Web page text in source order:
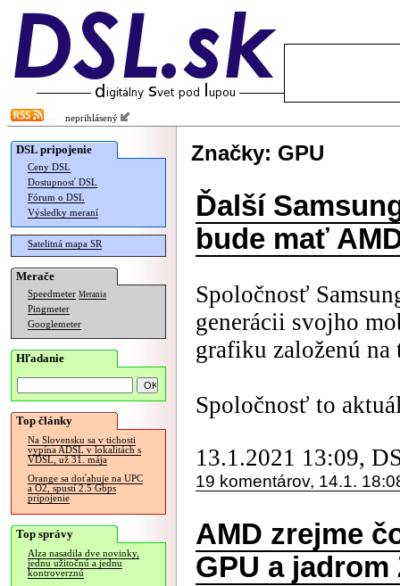
neprihlásený
DSL pripojenie
Ceny DSL
Dostupnosť DSL
Fórum o DSL
Výsledky meraní
Satelitná mapa SR
Merače
Speedmeter Merania
Pingmeter
Googlemeter
Hľadanie
Top články
Na Slovensku sa v tichosti
vypína ADSL v lokalitách s
VDSL, už 31. mája
Orange sa doťahuje na UPC
a O2, spustí 2.5 Gbps
pripojenie
Top správy
Alza nasadila dve novinky,
jednu užitočnú a jednu
kontroverznú
Značky: GPU
Ďalší
bude mať
Spoločnosť
generácii svojho
grafiku založenú
Spoločnosť to
13.1.2021 13:09,
19 komentárov, 14.1.
AMD zrejme
GPU a jadrom